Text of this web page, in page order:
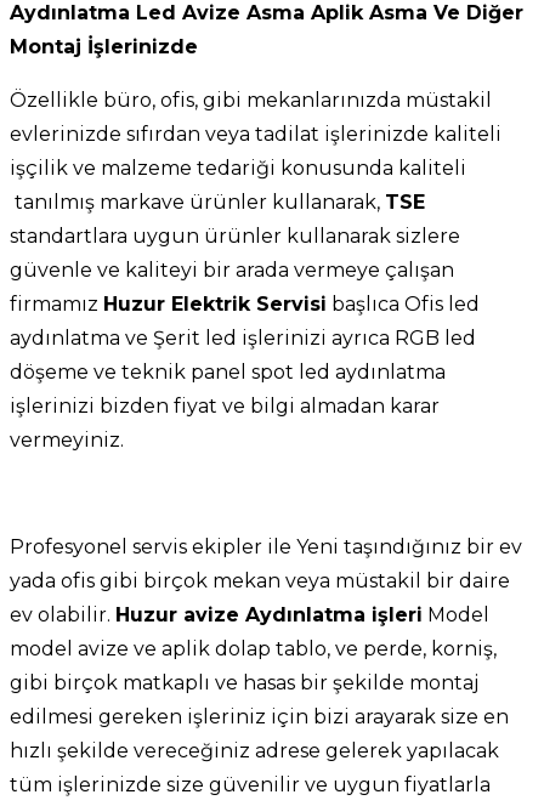
Aydınlatma Led Avize Asma Aplik Asma Ve Diğer
Montaj İşlerinizde
Özellikle büro, ofis, gibi mekanlarınızda müstakil
evlerinizde sıfırdan veya tadilat işlerinizde kaliteli
işçilik ve malzeme tedariği konusunda kaliteli
tanılmış markave ürünler kullanarak, TSE
standartlara uygun ürünler kullanarak sizlere
güvenle ve kaliteyi bir arada vermeye çalışan
firmamız Huzur Elektrik Servisi başlıca Ofis led
aydınlatma ve Şerit led işlerinizi ayrıca RGB led
döşeme ve teknik panel spot led aydınlatma
işlerinizi bizden fiyat ve bilgi almadan karar
vermeyiniz.
Profesyonel servis ekipler ile Yeni taşındığınız bir ev
yada ofis gibi birçok mekan veya müstakil bir daire
ev olabilir. Huzur avize Aydınlatma işleri Model
model avize ve aplik dolap tablo, ve perde, korniş,
gibi birçok matkaplı ve hasas bir şekilde montaj
edilmesi gereken işleriniz için bizi arayarak size en
hızlı şekilde vereceğiniz adrese gelerek yapılacak
tüm işlerinizde size güvenilir ve uygun fiyatlarla